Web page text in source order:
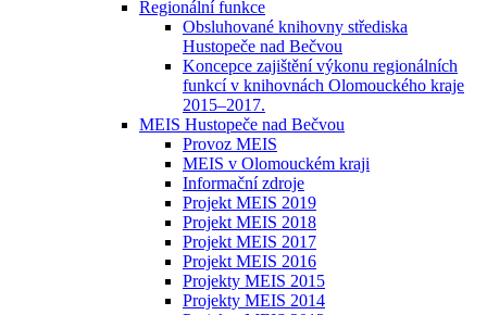
Regionální funkce
Obsluhované knihovny střediska
Hustopeče nad Bečvou
Koncepce zajištění výkonu regionálních
funkcí v knihovnách Olomouckého kraje
2015–2017.
MEIS Hustopeče nad Bečvou
Provoz MEIS
MEIS v Olomouckém kraji
Informační zdroje
Projekt MEIS 2019
Projekt MEIS 2018
Projekt MEIS 2017
Projekt MEIS 2016
Projekty MEIS 2015
Projekty MEIS 2014